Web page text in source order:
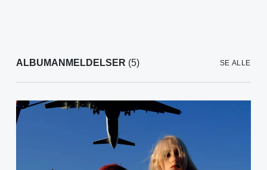
ALBUMANMELDELSER (5) SE ALLE